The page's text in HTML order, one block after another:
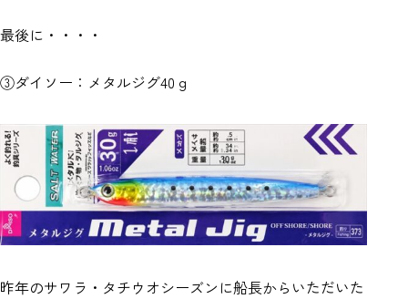
最後に・・・・
③ダイソー：メタルジグ40ｇ
昨年のサワラ・タチウオシーズンに船長からいただいた